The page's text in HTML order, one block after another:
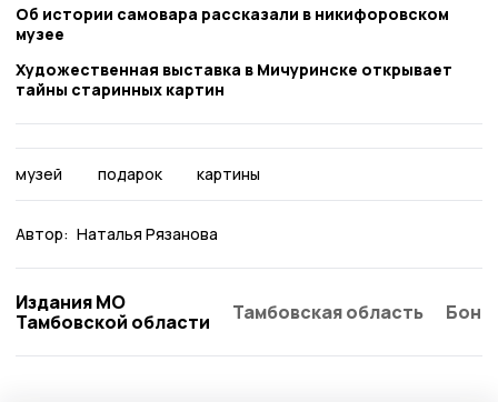
Об истории самовара рассказали в никифоровском
музее
Художественная выставка в Мичуринске открывает
тайны старинных картин
музей подарок картины
Автор: Наталья Рязанова
Издания МО
Тамбовской области
Тамбовская область